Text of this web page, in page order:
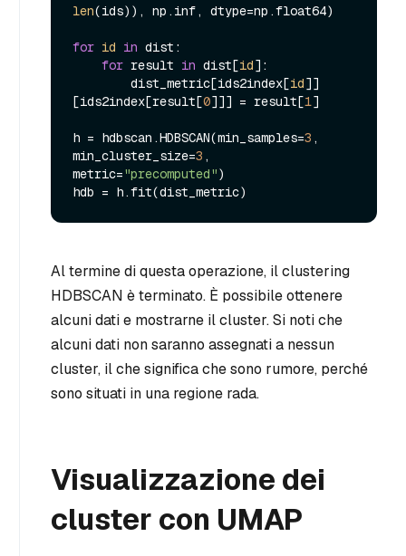
len(ids)), np.inf, dtype=np.float64)
for id in dist:
for result in dist[id]:
        dist_metric[ids2index[
id]]
[ids2index[result[0]]] = result[1]
h = hdbscan.HDBSCAN(min_samples=3 ,
min_cluster_size=3 ,
metric="precomputed")
Al termine di questa operazione, il clustering
HDBSCAN è terminato. È possibile ottenere
alcuni dati e mostrarne il cluster. Si noti che
alcuni dati non saranno assegnati a nessun
cluster, il che significa che sono rumore, perché
sono situati in una regione rada.
Visualizzazione dei
cluster con UMAP